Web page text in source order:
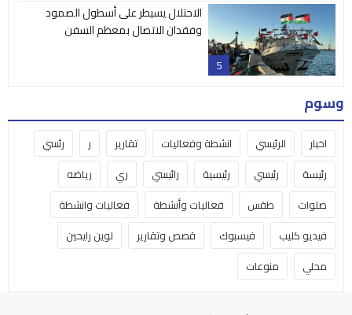
5
الاحتلال يسيطر على أسطول الصمود
وفقدان الاتصال بمعظم السفن
وسوم
اخبار الرئيسي انشطة وفعاليات تقارير ر
رئسي
رئيسة
رئيسي رئيسية رائيسي ري
رياضه
صلوات
طقس فعاليات وأنشطة
فعاليات وانشطة
فيديو كليب
فيسبوك قصص وتقارير
لوين رايحين
محلي
منوعات